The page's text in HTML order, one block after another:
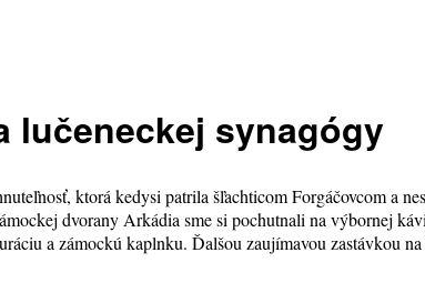
lučeneckej synagógy
ktorá kedysi patrila šľachticom Forgáčovcom a
dvorany Arkádia sme si pochutnali na výbornej
a zámockú kaplnku. Ďalšou zaujímavou zastávkou